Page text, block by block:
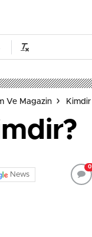
Ve Magazin Kimdir
News
0